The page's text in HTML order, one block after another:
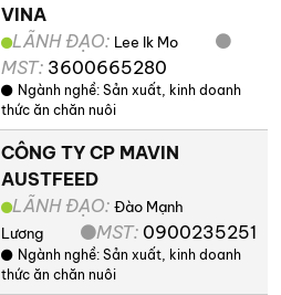
VINA
LÃNH ĐẠO: Lee Ik Mo
MST: 3600665280
Ngành nghề: Sản xuất, kinh doanh
thức ăn chăn nuôi
CÔNG TY CP MAVIN
AUSTFEED
LÃNH ĐẠO: Đào Mạnh
Lương
MST: 0900235251
Ngành nghề: Sản xuất, kinh doanh
thức ăn chăn nuôi